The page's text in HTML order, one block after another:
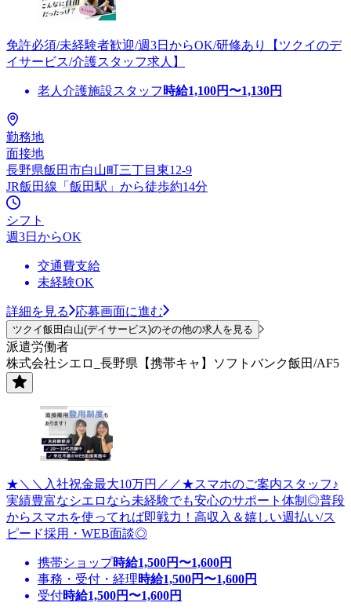
免許必須/未経験者歓迎/週3日からOK/研修あり【ツクイのデ
イサービス/介護スタッフ求人】
老人介護施設スタッフ 時給1,100円〜1,130円
勤務地
面接地
長野県飯田市白山町三丁目東12-9
JR飯田線「飯田駅」から徒歩約14分
シフト
週3日からOK
交通費支給
未経験OK
詳細を見る 応募画面に進む
ツクイ飯田白山(デイサービス)のその他の求人を見る
派遣労働者
株式会社シエロ_長野県【携帯キャ】ソフトバンク飯田/AF5
★＼＼入社祝金最大10万円／／★スマホのご案内スタッフ♪
実績豊富なシエロなら未経験でも安心のサポート体制◎普段
からスマホを使ってれば即戦力！高収入＆嬉しい週払い/ス
ピード採用・WEB面談◎
携帯ショップ時給1,500円〜1,600円
事務・受付・経理時給1,500円〜1,600円
受付時給1,500円〜1,600円